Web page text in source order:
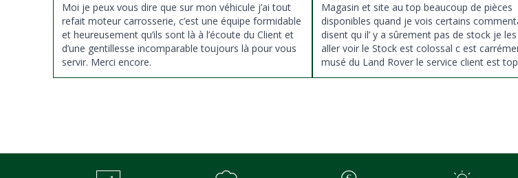
Moi je peux vous dire que sur mon véhicule j’ai tout
refait moteur carrosserie, c’est une équipe formidable
et heureusement qu’ils sont là à l’écoute du Client et
d’une gentillesse incomparable toujours là pour vous
servir. Merci encore.
Magasin et site au top beaucoup de pièces
disponibles quand je vois certains
disent qu il’ y a sûrement pas de stock je
aller voir le Stock est colossal c est
musé du Land Rover le service client est
donné des conseils et ne pousse pas à la